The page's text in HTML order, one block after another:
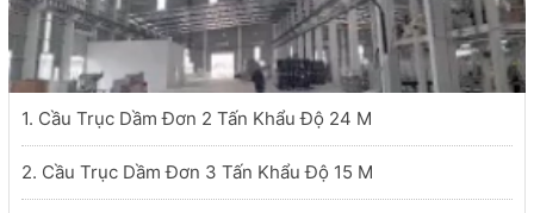
1. Cầu Trục Dầm Đơn 2 Tấn Khẩu Độ 24 M
2. Cầu Trục Dầm Đơn 3 Tấn Khẩu Độ 15 M